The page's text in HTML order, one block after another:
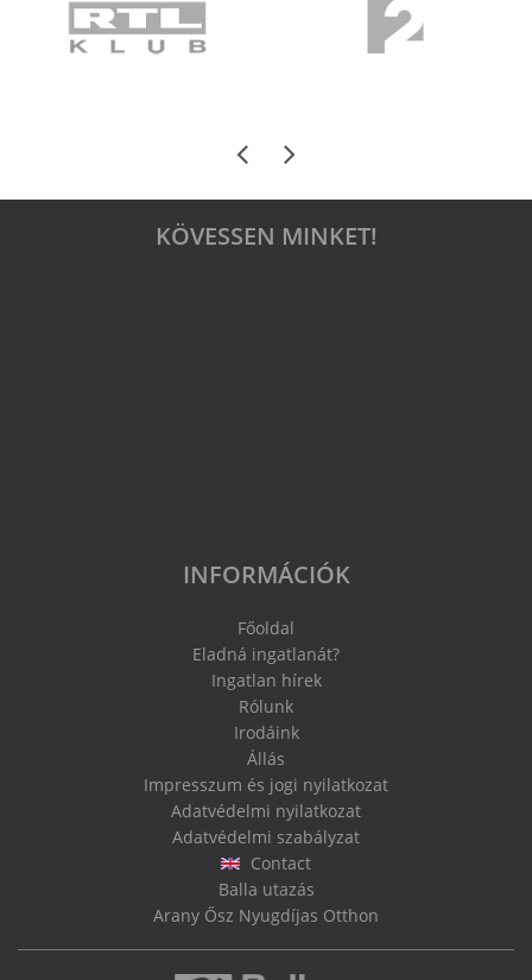
KÖVESSEN MINKET!
INFORMÁCIÓK
Főoldal
Eladná ingatlanát?
Ingatlan hírek
Rólunk
Irodáink
Állás
Impresszum és jogi nyilatkozat
Adatvédelmi nyilatkozat
Adatvédelmi szabályzat
Contact
Balla utazás
Arany Ősz Nyugdíjas Otthon